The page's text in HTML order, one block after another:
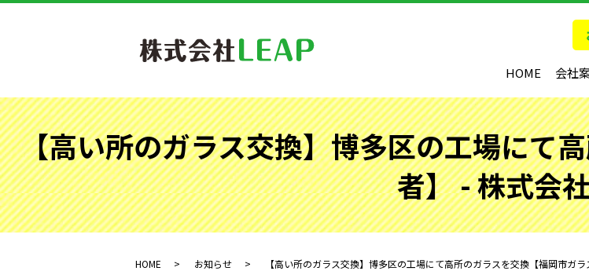
HOME 会社
【高い所のガラス交換】博多区の工場にて
者】 - 株式会
HOME お知らせ 【高い所のガラス交換】博多区の工場にて高所のガラスを交換【福岡市ガ